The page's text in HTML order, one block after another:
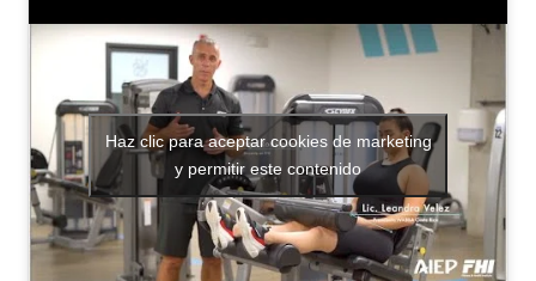
Haz clic para aceptar cookies de marketing
y permitir este contenido